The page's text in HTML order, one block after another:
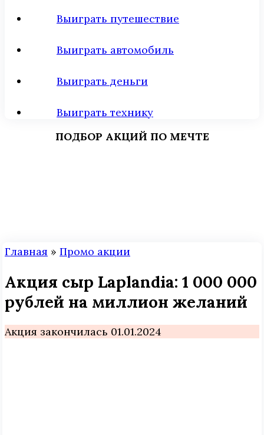
Выиграть путешествие
Выиграть автомобиль
Выиграть деньги
Выиграть технику
ПОДБОР АКЦИЙ ПО МЕЧТЕ
Главная » Промо акции
Акция сыр Laplandia: 1 000 000
рублей на миллион желаний
Акция закончилась 01.01.2024